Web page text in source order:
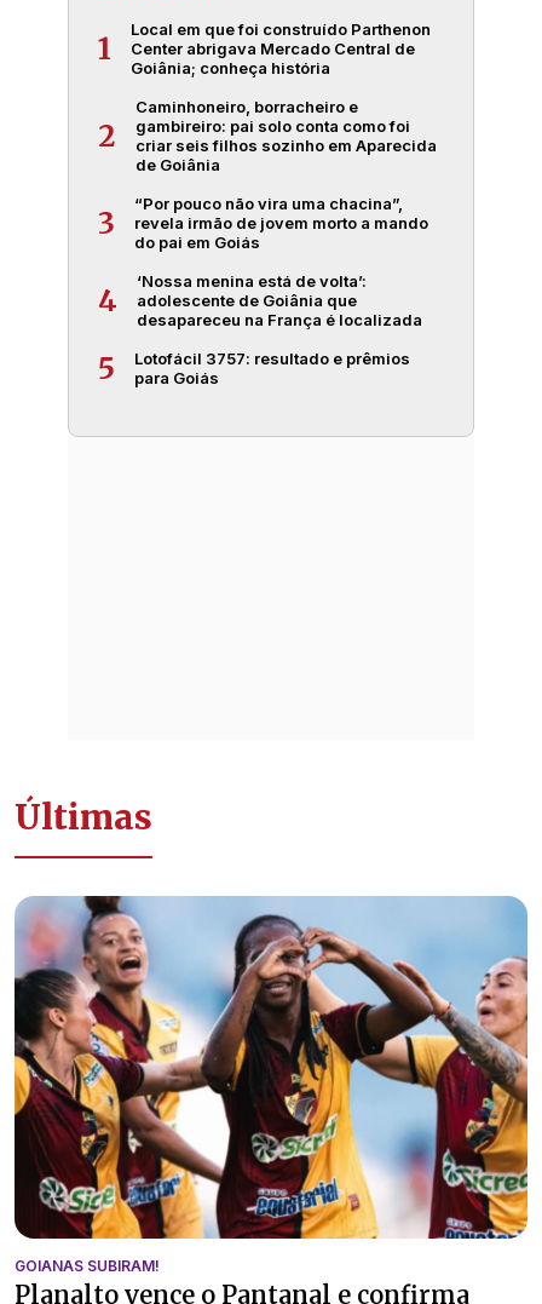
1
Local em que foi construído Parthenon
Center abrigava Mercado Central de
Goiânia; conheça história
2
Caminhoneiro, borracheiro e
gambireiro: pai solo conta como foi
criar seis filhos sozinho em Aparecida
de Goiânia
3
“Por pouco não vira uma chacina”,
revela irmão de jovem morto a mando
do pai em Goiás
4
‘Nossa menina está de volta’:
adolescente de Goiânia que
desapareceu na França é localizada
5
Lotofácil 3757: resultado e prêmios
para Goiás
Últimas
GOIANAS SUBIRAM!
Planalto vence o Pantanal e confirma